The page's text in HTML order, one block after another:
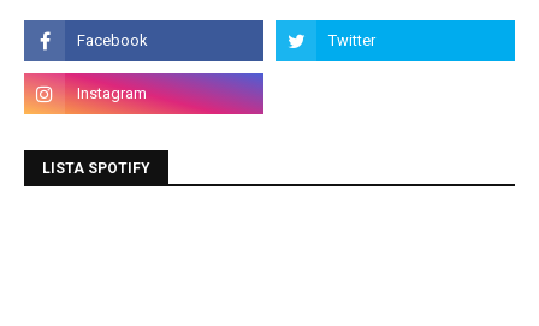
LISTA SPOTIFY